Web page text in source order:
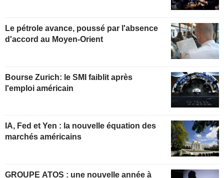
Le pétrole avance, poussé par l'absence
d'accord au Moyen-Orient
Bourse Zurich: le SMI faiblit après
l'emploi américain
IA, Fed et Yen : la nouvelle équation des
marchés américains
GROUPE ATOS : une nouvelle année à